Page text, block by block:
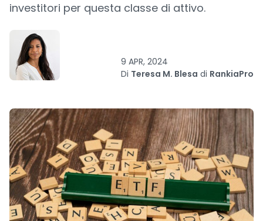
investitori per questa classe di attivo.
9 APR, 2024
Di Teresa M. Blesa di RankiaPro